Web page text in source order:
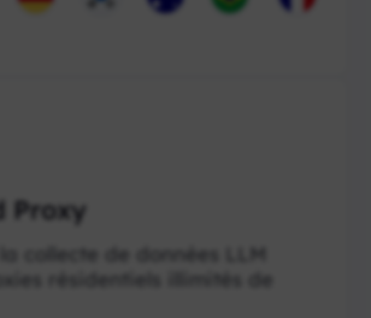
Proxy
collecte de données LLM
résidentiels illimités de